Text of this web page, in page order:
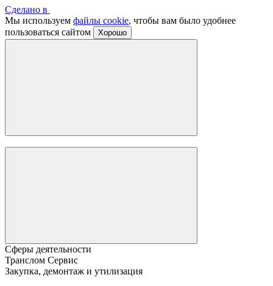
Сделано в
Мы используем файлы cookie, чтобы вам было удобнее
пользоваться сайтом
Хорошо
Сферы деятельности
Транслом Сервис
Закупка, демонтаж и утилизация